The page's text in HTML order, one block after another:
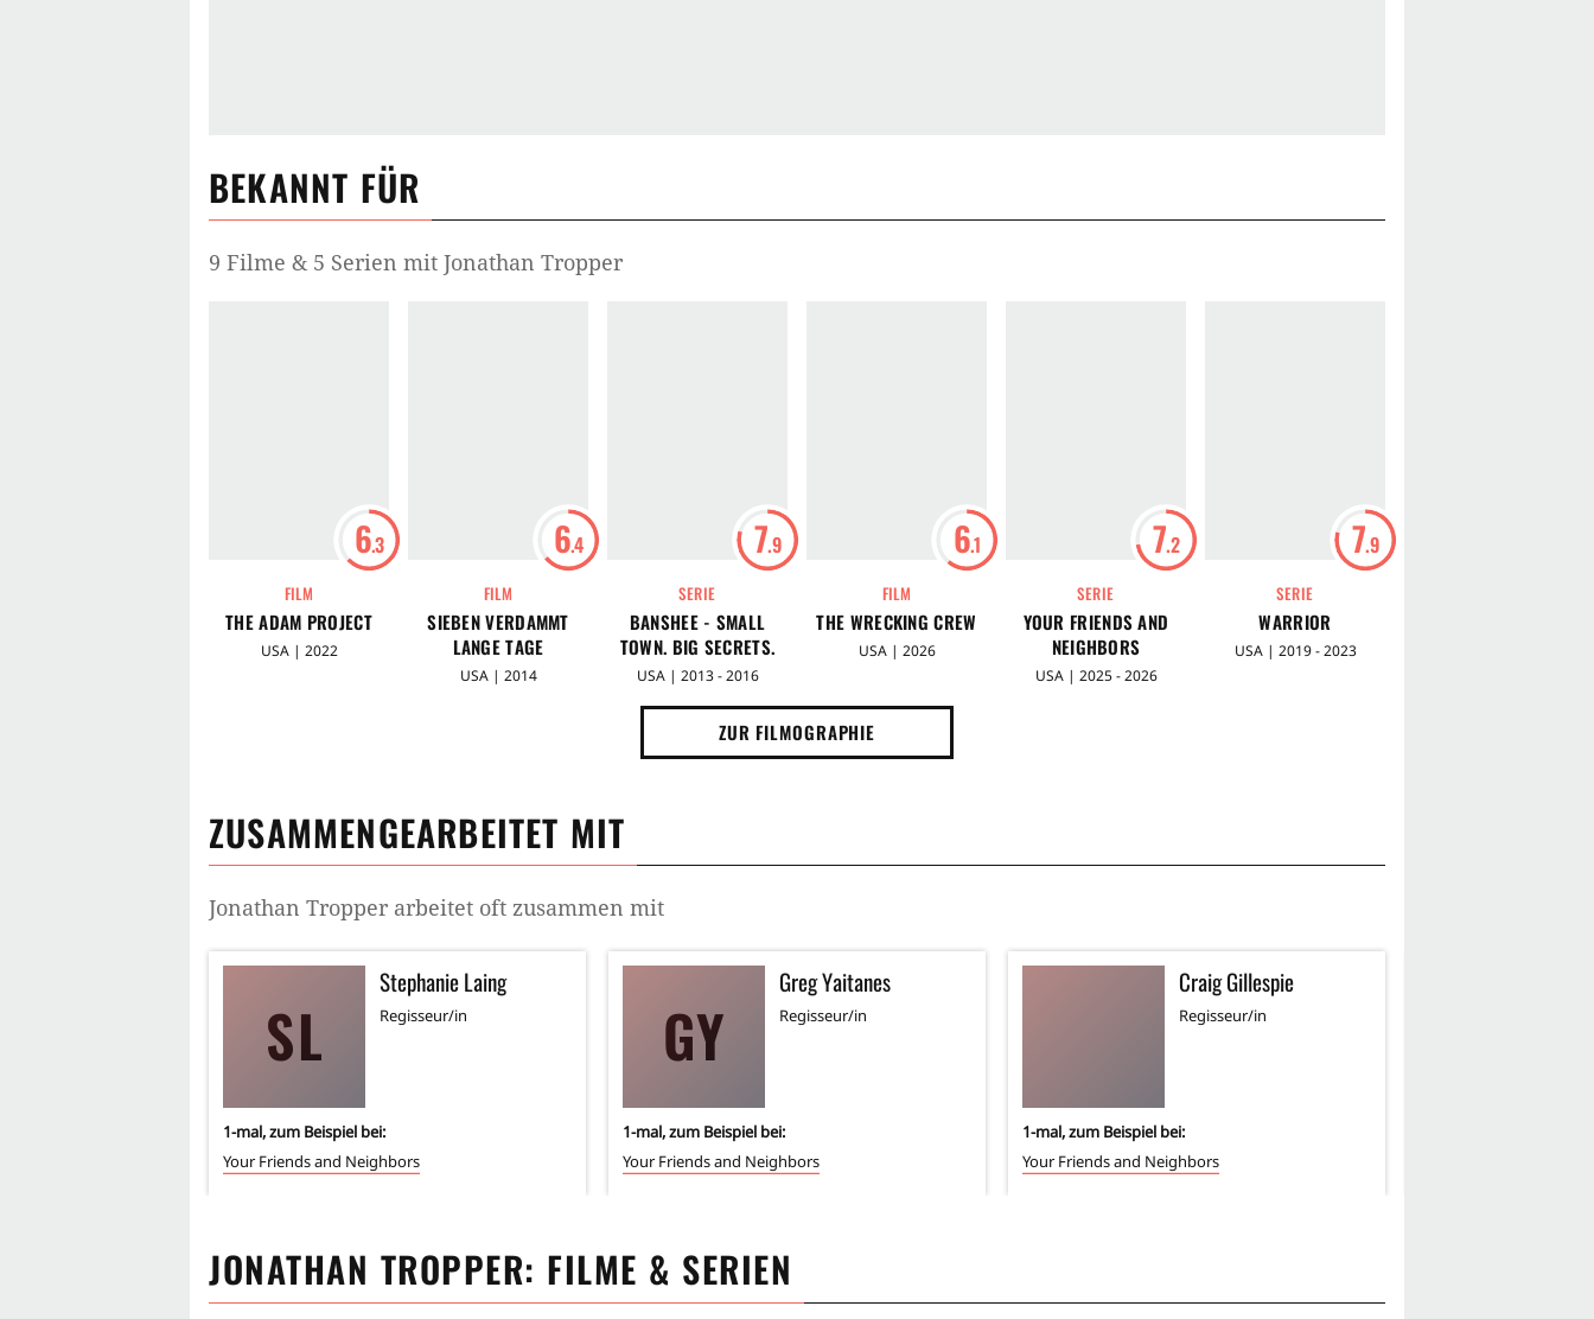
BEKANNT FÜR
9 Filme & 5 Serien mit Jonathan Tropper
6.3
FILM
THE ADAM PROJECT
USA | 2022
6.4
FILM
SIEBEN VERDAMMT
LANGE TAGE
USA | 2014
7.9
SERIE
BANSHEE - SMALL
TOWN. BIG SECRETS.
USA | 2013 - 2016
6.1
FILM
THE WRECKING CREW
USA | 2026
7.2
SERIE
YOUR FRIENDS AND
NEIGHBORS
USA | 2025 - 2026
7.9
SERIE
WARRIOR
USA | 2019 - 2023
ZUR FILMOGRAPHIE
ZUSAMMENGEARBEITET MIT
Jonathan Tropper arbeitet oft zusammen mit
SL
Stephanie Laing
Regisseur/in
1-mal, zum Beispiel bei:
Your Friends and Neighbors
GY
Greg Yaitanes
Regisseur/in
1-mal, zum Beispiel bei:
Your Friends and Neighbors
Craig Gillespie
Regisseur/in
1-mal, zum Beispiel bei:
Your Friends and Neighbors
JONATHAN TROPPER: FILME & SERIEN